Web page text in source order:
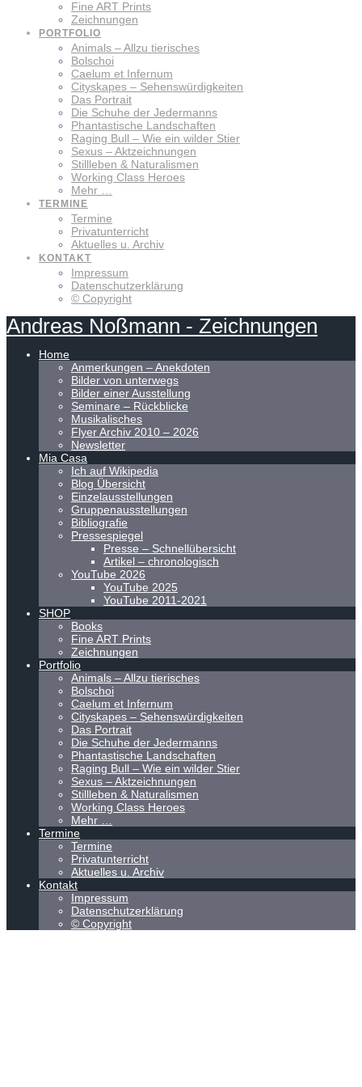
Fine ART Prints
Zeichnungen
PORTFOLIO
Animals – Allzu tierisches
Bolschoi
Caelum et Infernum
Cityskapes – Sehenswürdigkeiten
Das Portrait
Die Schuhe der Jedermanns
Phantastische Landschaften
Raging Bull – Wie ein wilder Stier
Sexus – Aktzeichnungen
Stillleben & Naturalismen
Working Class Heroes
Mehr …
TERMINE
Termine
Privatunterricht
Aktuelles u. Archiv
KONTAKT
Impressum
Datenschutzerklärung
© Copyright
Andreas Noßmann - Zeichnungen
Home
Anmerkungen – Anekdoten
Bilder von unterwegs
Bilder einer Ausstellung
Seminare – Rückblicke
Musikalisches
Flyer Archiv 2010 – 2026
Newsletter
Mia Casa
Ich auf Wikipedia
Blog Übersicht
Einzelausstellungen
Gruppenausstellungen
Bibliografie
Pressespiegel
Presse – Schnellübersicht
Artikel – chronologisch
YouTube 2026
YouTube 2025
YouTube 2011-2021
SHOP
Books
Fine ART Prints
Zeichnungen
Portfolio
Animals – Allzu tierisches
Bolschoi
Caelum et Infernum
Cityskapes – Sehenswürdigkeiten
Das Portrait
Die Schuhe der Jedermanns
Phantastische Landschaften
Raging Bull – Wie ein wilder Stier
Sexus – Aktzeichnungen
Stillleben & Naturalismen
Working Class Heroes
Mehr …
Termine
Termine
Privatunterricht
Aktuelles u. Archiv
Kontakt
Impressum
Datenschutzerklärung
© Copyright